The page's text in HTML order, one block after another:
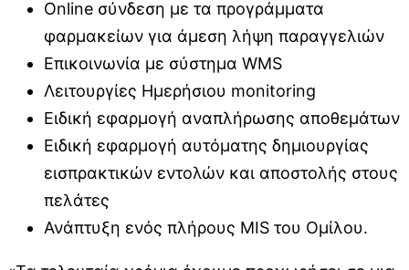
Οnline σύνδεση με τα προγράμματα
φαρμακείων για άμεση λήψη παραγγελιών
Επικοινωνία με σύστημα WMS
Λειτουργίες Ημερήσιου monitoring
Ειδική εφαρμογή αναπλήρωσης αποθεμάτων
Ειδική εφαρμογή αυτόματης δημιουργίας
εισπρακτικών εντολών και αποστολής στους
πελάτες
Ανάπτυξη ενός πλήρους MIS του Ομίλου.